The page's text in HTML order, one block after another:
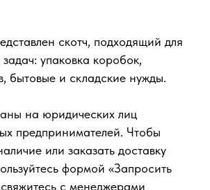
скотч, подходящий для
упаковка коробок,
бытовые и складские нужды.
на юридических лиц
предпринимателей. Чтобы
или заказать доставку
формой «Запросить
с менеджерами